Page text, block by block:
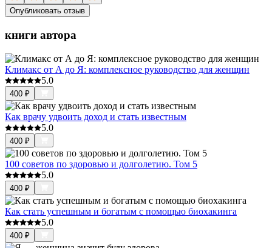
Опубликовать отзыв
книги автора
Климакс от А до Я: комплексное руководство для женщин
5.0
400 ₽
Как врачу удвоить доход и стать известным
5.0
400 ₽
100 советов по здоровью и долголетию. Том 5
5.0
400 ₽
Как стать успешным и богатым с помощью биохакинга
5.0
400 ₽